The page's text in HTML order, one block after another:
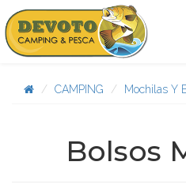
CAMPING Mochilas Y
Bolsos